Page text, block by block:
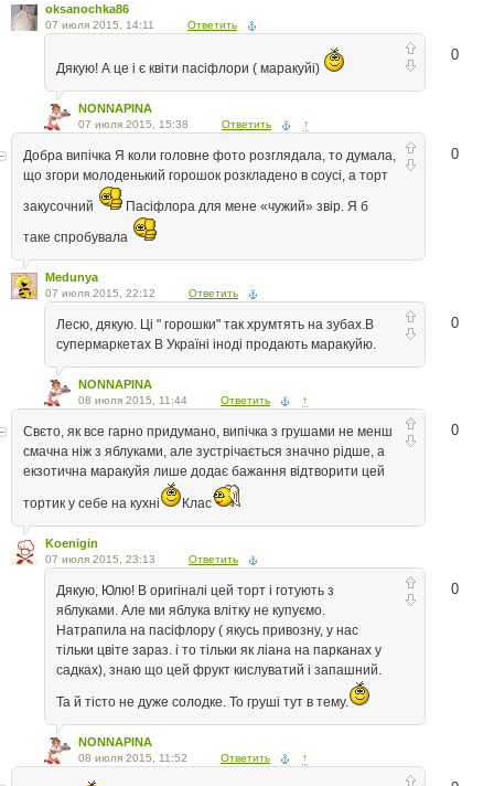
oksanochka86
07 июля 2015, 14:11 Ответить
0
Дякую! А це і є квіти пасіфлори ( маракуйі)
NONNAPINA
07 июля 2015, 15:38 Ответить ↑
0
Добра випічка Я коли головне фото розглядала, то думала,
що згори молоденький горошок розкладено в соусі, а торт
закусочний
Пасіфлора для мене «чужий» звір. Я б
таке спробувала
Medunya
07 июля 2015, 22:12 Ответить
0
Лесю, дякую. Ці " горошки" так хрумтять на зубах.В
супермаркетах В Україні іноді продають маракуйю.
NONNAPINA
08 июля 2015, 11:44 Ответить ↑
0
Свєто, як все гарно придумано, випічка з грушами не менш
смачна ніж з яблуками, але зустрічається значно рідше, а
екзотична маракуйя лише додає бажання відтворити цей
тортик у себе на кухні Клас
Koenigin
07 июля 2015, 23:13 Ответить
0
Дякую, Юлю! В оригіналі цей торт і готують з
яблуками. Але ми яблука влітку не купуємо.
Натрапила на пасіфлору ( якусь привозну, у нас
тільки цвіте зараз. і то тільки як ліана на парканах у
садках), знаю що цей фрукт кислуватий і запашний.
Та й тісто не дуже солодке. То груші тут в тему.
NONNAPINA
08 июля 2015, 11:52 Ответить ↑